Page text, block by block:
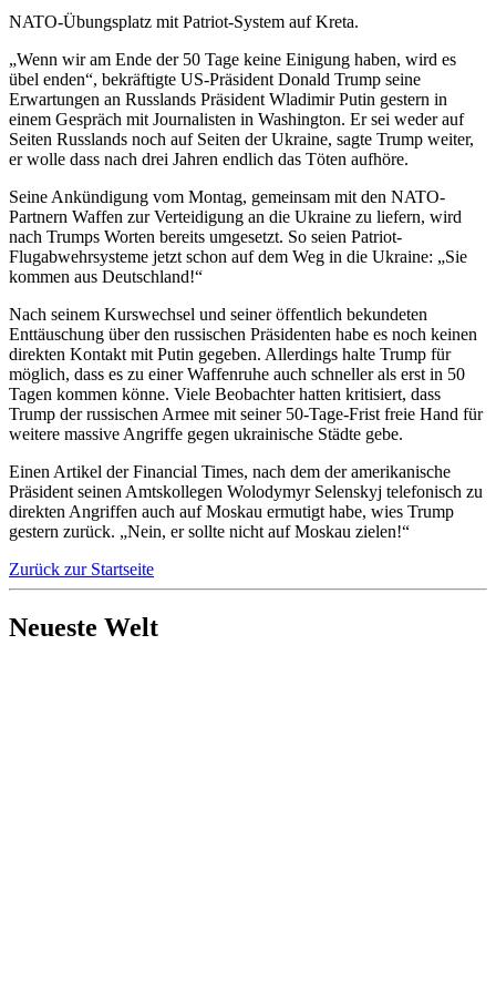
NATO-Übungsplatz mit Patriot-System auf Kreta.
„Wenn wir am Ende der 50 Tage keine Einigung haben, wird es
übel enden“, bekräftigte US-Präsident Donald Trump seine
Erwartungen an Russlands Präsident Wladimir Putin gestern in
einem Gespräch mit Journalisten in Washington. Er sei weder auf
Seiten Russlands noch auf Seiten der Ukraine, sagte Trump weiter,
er wolle dass nach drei Jahren endlich das Töten aufhöre.
Seine Ankündigung vom Montag, gemeinsam mit den NATO-
Partnern Waffen zur Verteidigung an die Ukraine zu liefern, wird
nach Trumps Worten bereits umgesetzt. So seien Patriot-
Flugabwehrsysteme jetzt schon auf dem Weg in die Ukraine: „Sie
kommen aus Deutschland!“
Nach seinem Kurswechsel und seiner öffentlich bekundeten
Enttäuschung über den russischen Präsidenten habe es noch keinen
direkten Kontakt mit Putin gegeben. Allerdings halte Trump für
möglich, dass es zu einer Waffenruhe auch schneller als erst in 50
Tagen kommen könne. Viele Beobachter hatten kritisiert, dass
Trump der russischen Armee mit seiner 50-Tage-Frist freie Hand für
weitere massive Angriffe gegen ukrainische Städte gebe.
Einen Artikel der Financial Times, nach dem der amerikanische
Präsident seinen Amtskollegen Wolodymyr Selenskyj telefonisch zu
direkten Angriffen auch auf Moskau ermutigt habe, wies Trump
gestern zurück. „Nein, er sollte nicht auf Moskau zielen!“
Zurück zur Startseite
Neueste Welt